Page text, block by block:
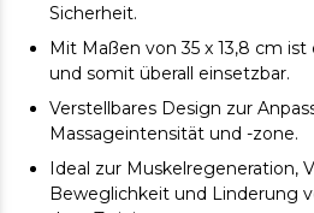
Sicherheit.
Mit Maßen von 35 x 13,8 cm
und somit überall einsetzbar.
Verstellbares Design zur
Massageintensität und -zone.
Ideal zur Muskelregeneration,
Beweglichkeit und Linderung